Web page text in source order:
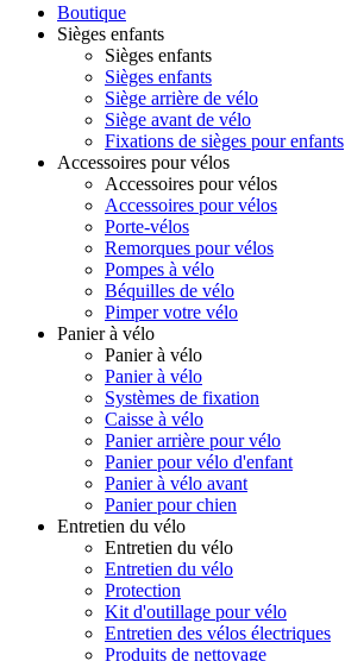
Boutique
Sièges enfants
Sièges enfants
Sièges enfants
Siège arrière de vélo
Siège avant de vélo
Fixations de sièges pour enfants
Accessoires pour vélos
Accessoires pour vélos
Accessoires pour vélos
Porte-vélos
Remorques pour vélos
Pompes à vélo
Béquilles de vélo
Pimper votre vélo
Panier à vélo
Panier à vélo
Panier à vélo
Systèmes de fixation
Caisse à vélo
Panier arrière pour vélo
Panier pour vélo d'enfant
Panier à vélo avant
Panier pour chien
Entretien du vélo
Entretien du vélo
Entretien du vélo
Protection
Kit d'outillage pour vélo
Entretien des vélos électriques
Produits de nettoyage